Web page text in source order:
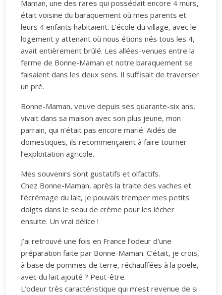
Maman, une des rares qui possédait encore 4 murs,
était voisine du baraquement où mes parents et
leurs 4 enfants habitaient. L’école du village, avec le
logement y attenant où nous étions nés tous les 4,
avait entièrement brûlé. Les allées-venues entre la
ferme de Bonne-Maman et notre baraquement se
faisaient dans les deux sens. Il suffisait de traverser
un pré.
Bonne-Maman, veuve depuis ses quarante-six ans,
vivait dans sa maison avec son plus jeune, mon
parrain, qui n’était pas encore marié. Aidés de
domestiques, ils recommençaient à faire tourner
l’exploitation agricole.
Mes souvenirs sont gustatifs et olfactifs.
Chez Bonne-Maman, après la traite des vaches et
l’écrémage du lait, je pouvais tremper mes petits
doigts dans le seau de crème pour les lécher
ensuite. Un vrai délice !
J’ai retrouvé une fois en France l’odeur d’une
préparation faite par Bonne-Maman. C’était, je crois,
à base de pommes de terre, réchauffées à la poële,
avec du lait ajouté ? Peut-être.
L’odeur très caractéristique qui m’est revenue de si